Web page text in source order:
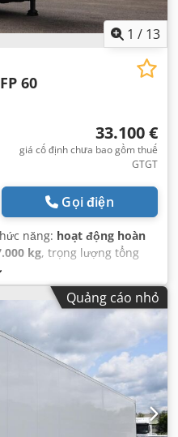
1 / 13
60
33.100 €
giá cố định chưa bao gồm thuế
GTGT
Gọi điện
năng: hoạt động hoàn
kg, trọng lượng tổng
3 trục
mm, tổng chiều rộng:
khí , màu sắc:trắng, Năm
mát, lịch sử bảo dưỡng
Quảng cáo nhỏ